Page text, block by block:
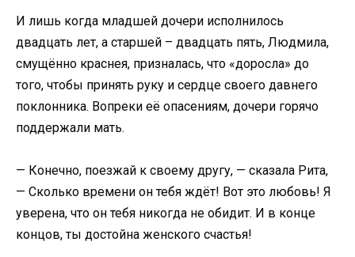
И лишь когда младшей дочери исполнилось
двадцать лет, а старшей – двадцать пять, Людмила,
смущённо краснея, призналась, что «доросла» до
того, чтобы принять руку и сердце своего давнего
поклонника. Вопреки её опасениям, дочери горячо
поддержали мать.
— Конечно, поезжай к своему другу, — сказала Рита,
— Сколько времени он тебя ждёт! Вот это любовь! Я
уверена, что он тебя никогда не обидит. И в конце
концов, ты достойна женского счастья!